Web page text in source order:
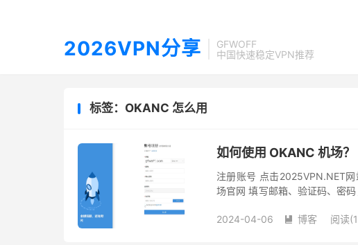
2026VPN分享
GFWOFF
中国快速稳定VPN推荐
标签：OKANC 怎么用
如何使用 OKANC 机场？
注册账号 点击2025VPN.NET
场官网 填写邮箱、验证码、密
2024-04-06  博客 阅读